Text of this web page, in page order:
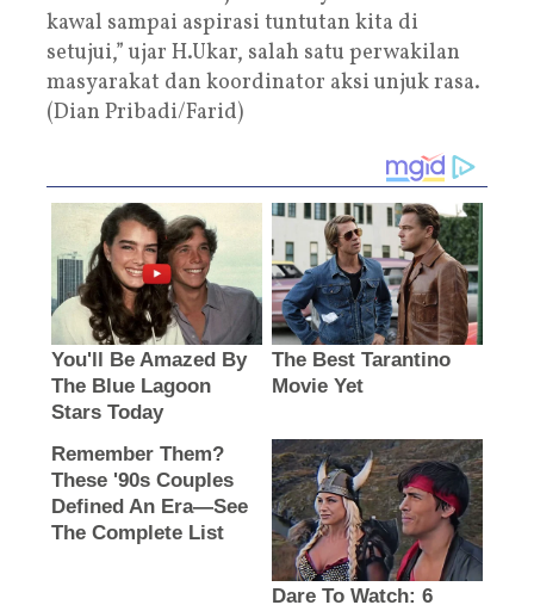
kawal sampai aspirasi tuntutan kita di
setujui,” ujar H.Ukar, salah satu perwakilan
masyarakat dan koordinator aksi unjuk rasa.
(Dian Pribadi/Farid)